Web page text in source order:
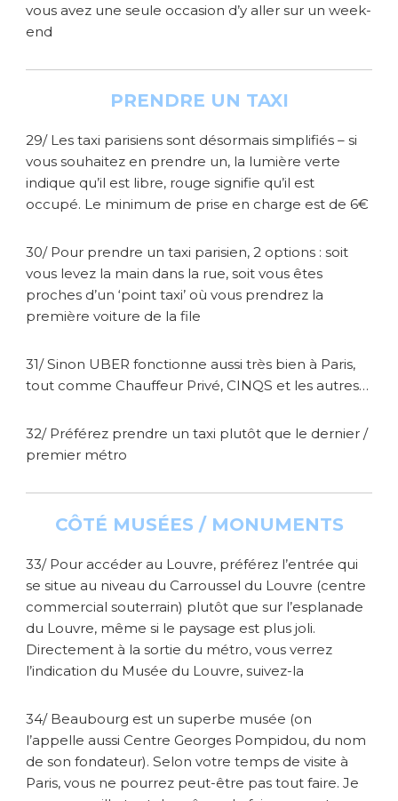
vous avez une seule occasion d’y aller sur un week-
end
PRENDRE UN TAXI
29/ Les taxi parisiens sont désormais simplifiés – si
vous souhaitez en prendre un, la lumière verte
indique qu’il est libre, rouge signifie qu’il est
occupé. Le minimum de prise en charge est de 6€
30/ Pour prendre un taxi parisien, 2 options : soit
vous levez la main dans la rue, soit vous êtes
proches d’un ‘point taxi’ où vous prendrez la
première voiture de la file
31/ Sinon UBER fonctionne aussi très bien à Paris,
tout comme Chauffeur Privé, CINQS et les autres…
32/ Préférez prendre un taxi plutôt que le dernier /
premier métro
CÔTÉ MUSÉES / MONUMENTS
33/ Pour accéder au Louvre, préférez l’entrée qui
se situe au niveau du Carroussel du Louvre (centre
commercial souterrain) plutôt que sur l’esplanade
du Louvre, même si le paysage est plus joli.
Directement à la sortie du métro, vous verrez
l’indication du Musée du Louvre, suivez-la
34/ Beaubourg est un superbe musée (on
l’appelle aussi Centre Georges Pompidou, du nom
de son fondateur). Selon votre temps de visite à
Paris, vous ne pourrez peut-être pas tout faire. Je